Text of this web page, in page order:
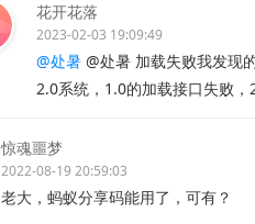
花开花落
2023-02-03 19:09:49
@处暑 @处暑 加载失败我发现
2.0系统，1.0的加载接口失败
惊魂噩梦
2022-08-19 20:59:03
老大，蚂蚁分享码能用了，可有？